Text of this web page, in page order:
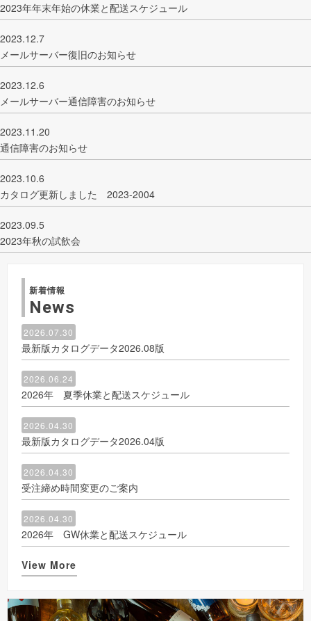
2023年年末年始の休業と配送スケジュール
2023.12.7
メールサーバー復旧のお知らせ
2023.12.6
メールサーバー通信障害のお知らせ
2023.11.20
通信障害のお知らせ
2023.10.6
カタログ更新しました 2023-2004
2023.09.5
2023年秋の試飲会
新着情報
News
2026.07.30
最新版カタログデータ2026.08版
2026.06.24
2026年 夏季休業と配送スケジュール
2026.04.30
最新版カタログデータ2026.04版
2026.04.30
受注締め時間変更のご案内
2026.04.30
2026年 GW休業と配送スケジュール
View More